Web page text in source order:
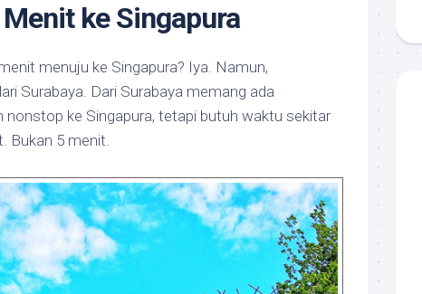
ke Singapura
menuju ke Singapura? Iya. Namun,
Surabaya. Dari Surabaya memang ada
nonstop ke Singapura, tetapi butuh waktu sekitar
Bukan 5 menit.